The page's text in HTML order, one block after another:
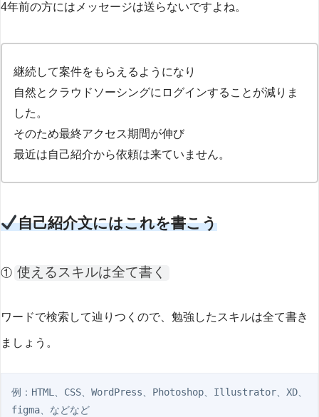
4年前の方にはメッセージは送らないですよね。
継続して案件をもらえるようになり
自然とクラウドソーシングにログインすることが減りま
した。
そのため最終アクセス期間が伸び
最近は自己紹介から依頼は来ていません。
自己紹介文にはこれを書こう
① 使えるスキルは全て書く
ワードで検索して辿りつくので、勉強したスキルは全て書き
ましょう。
例：HTML、CSS、WordPress、Photoshop、Illustrator、XD、
figma、などなど